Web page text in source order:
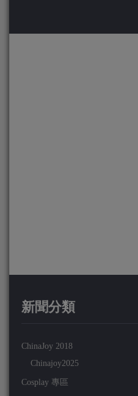
新聞分類
ChinaJoy 2018
Chinajoy2025
Cosplay 專區